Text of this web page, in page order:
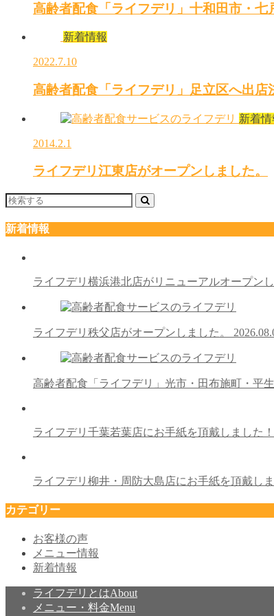
高齢者配食「ライフデリ」十和田市・七
新着情報
2022.7.10
高齢者配食「ライフデリ」足立区へ出店
新着情
2014.2.1
ライフデリ江東店がオープンしました。
新着情報
ライフデリ横浜港北店がリニューアルオープン
ライフデリ秩父店がオープンしました。
高齢者配食「ライフデリ」光市・田布施町・平
ライフデリ千葉若葉店にお手紙を頂戴しました！
ライフデリ柳井・周防大島店にお手紙を頂戴し
カテゴリー
お客様の声
メニュー情報
新着情報
ライフデリとはAbout
メニュー・料金Menu